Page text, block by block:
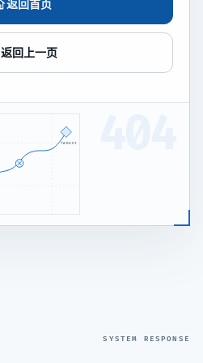
返回首页
返回上一页
TARGET
SYSTEM RESPONSE